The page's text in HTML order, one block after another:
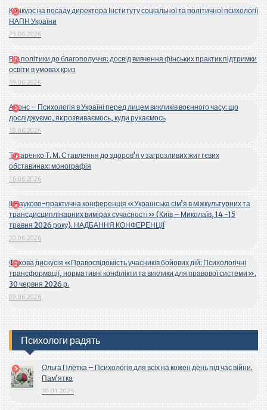
Конкурс на посаду директора Інституту соціальної та політичної психології
НАПН України
23.06.2026
Від політики до благополуччя: досвід вивчення фінських практик підтримки
освіти в умовах криз
19.06.2026
Анонс – Психологія в Україні перед лицем викликів воєнного часу: що
досліджуємо, як розвиваємось, куди рухаємось
18.06.2026
Титаренко Т. М. Ставлення до здоров’я у загрозливих життєвих
обставинах: монографія
16.06.2026
ІІ Науково-практична конференція «Українська сім’я в міжкультурних та
трансдисциплінарних вимірах сучасності» (Київ – Миколаїв, 14 -15
травня 2026 року). НАДБАННЯ КОНФЕРЕНЦІЇ
10.06.2026
Фахова дискусія «Правосвідомість учасників бойових дій: Психологічні
трансформації, нормативні конфлікти та виклики для правової системи».
30 червня 2026 р.
09.06.2026
Психологи радять
Ольга Плетка – Психологія для всіх на кожен день під час війни.
Пам’ятка
20.01.2025